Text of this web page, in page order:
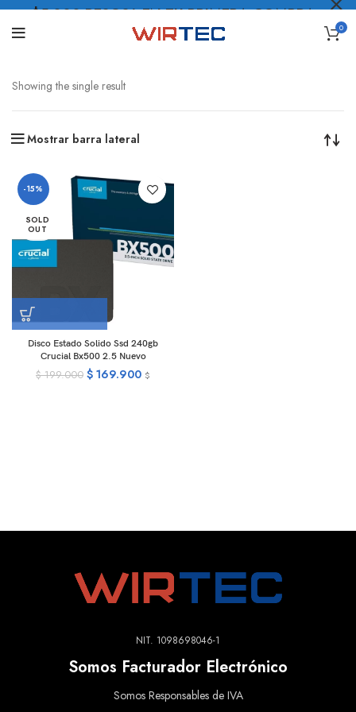
0
Showing the single result
Mostrar barra lateral
-15%
SOLD
OUT
Disco Estado Solido Ssd 240gb
Crucial Bx500 2.5 Nuevo
$199.000 $ 169.900 $
NIT. 1098698046-1
Somos Facturador Electrónico
Somos Responsables de IVA
$5.000 PESOS* EN TU PRIMERA COMPRA